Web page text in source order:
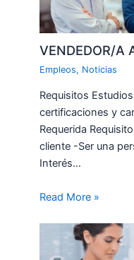
VENDEDOR/A
Empleos, Noticias
Requisitos
certificaciones y
Requerida
cliente -Ser una
Interés…
Read More »